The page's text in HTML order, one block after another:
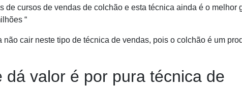
de cursos de vendas de colchão e esta técnica ainda é o melhor
“
cair neste tipo de técnica de vendas, pois o colchão é um
dá valor é por pura técnica de